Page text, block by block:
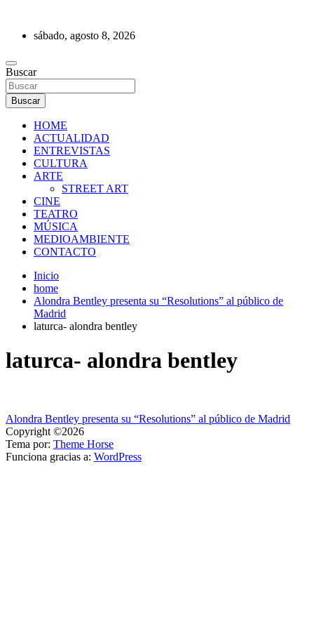
contenidosábado, agosto 8, 2026
REVISTA DE PRENSA
Buscar
Buscar
HOME
ACTUALIDAD
ENTREVISTAS
CULTURA
ARTE
STREET ART
CINE
TEATRO
MÚSICA
MEDIOAMBIENTE
CONTACTO
Inicio
home
Alondra Bentley presenta su “Resolutions” al público de
Madrid
laturca- alondra bentley
laturca- alondra bentley
Navegación
de
entradas
Alondra Bentley presenta su “Resolutions” al público de Madrid
Copyright ©2026
Tema por: Theme Horse
Funciona gracias a: WordPress